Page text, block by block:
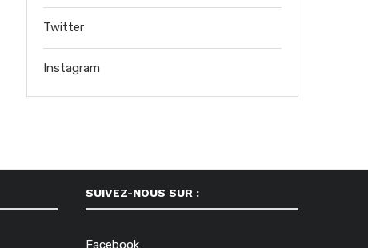
Twitter
Instagram
SUIVEZ-NOUS SUR :
Facebook